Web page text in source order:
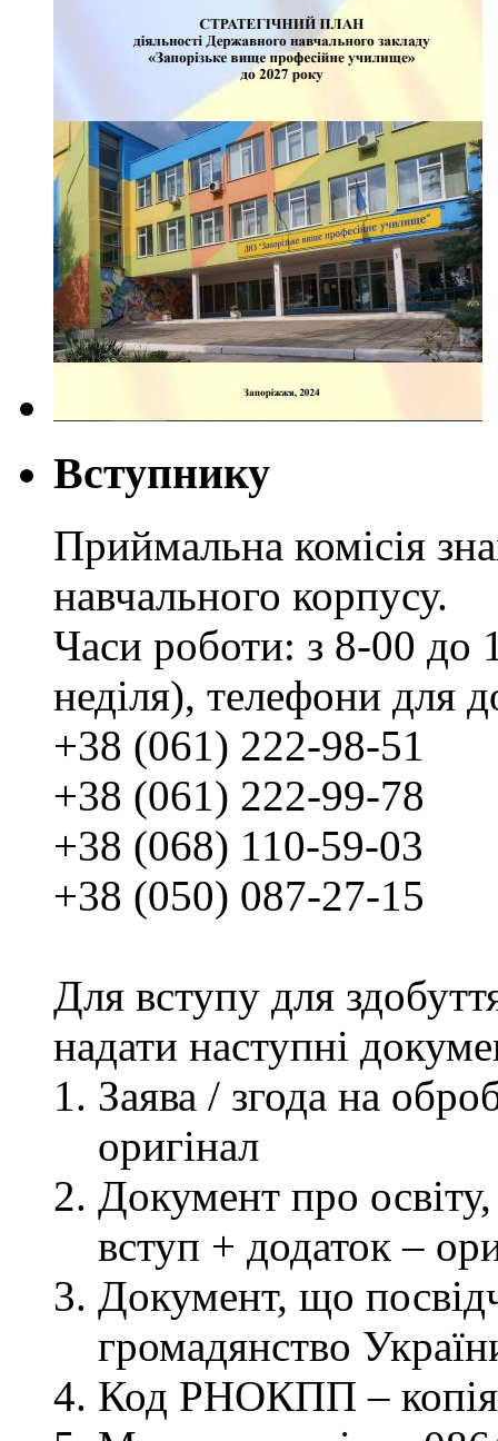
Вступнику
Приймальна комісія
навчального корпусу.
Часи роботи: з 8-00 до
неділя), телефони для
+38 (061) 222-98-51
+38 (061) 222-99-78
+38 (068) 110-59-03
+38 (050) 087-27-15
Для вступу для
надати наступні
Заява / згода на
оригінал
Документ про освіту,
вступ + додаток –
Документ, що
громадянство
Код РНОКПП – копія